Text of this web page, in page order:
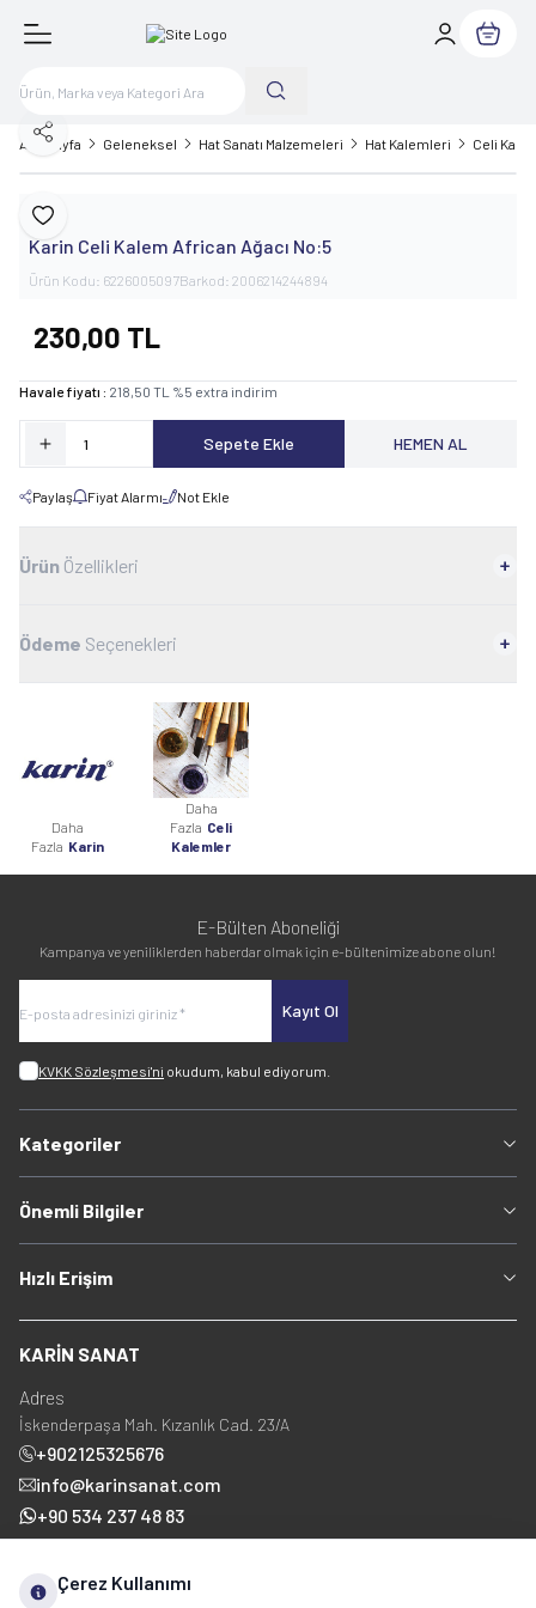
Sepetim
Ana Sayfa Geleneksel Hat Sanatı Malzemeleri Hat Kalemleri Celi
Favoriye Ekle
Paylaş
Karin
Karin Celi Kalem African Ağacı No:5
Ürün Kodu: 6226005097Barkod: 2006214244894
230,00 TL
Havale fiyatı : 218,50 TL %5 extra indirim
Sepete Ekle HEMEN AL
Paylaş Fiyat Alarmı Not Ekle
Ürün Özellikleri
Ödeme Seçenekleri
Daha
Fazla Karin
Daha
Fazla Celi
Kalemler
E-Bülten Aboneliği
Kampanya ve yeniliklerden haberdar olmak için e-bültenimize abone olun!
Kayıt Ol
KVKK Sözleşmesi'ni okudum, kabul ediyorum.
Kategoriler
Önemli Bilgiler
Hızlı Erişim
KARİN SANAT
Adres
İskenderpaşa Mah. Kızanlık Cad. 23/A
+902125325676
info@karinsanat.com
+90 534 237 48 83
Çerez Kullanımı